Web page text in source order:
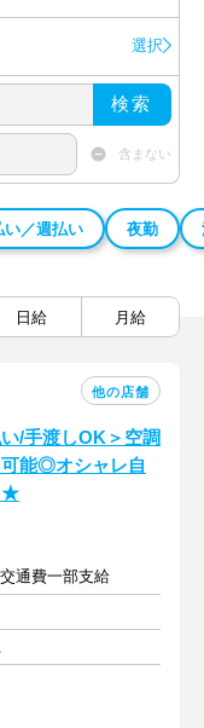
選択
検索
含まない
い／週払い 夜勤
日給 月給
他の店舗
い/手渡しOK＞空調
能◎オシャレ自
★
通費一部支給